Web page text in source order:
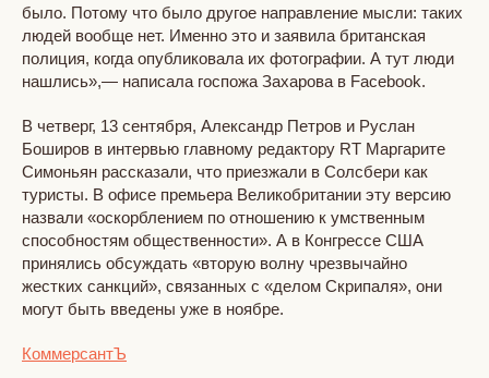
было. Потому что было другое направление мысли: таких
людей вообще нет. Именно это и заявила британская
полиция, когда опубликовала их фотографии. А тут люди
нашлись»,— написала госпожа Захарова в Facebook.
В четверг, 13 сентября, Александр Петров и Руслан
Боширов в интервью главному редактору RT Маргарите
Симоньян рассказали, что приезжали в Солсбери как
туристы. В офисе премьера Великобритании эту версию
назвали «оскорблением по отношению к умственным
способностям общественности». А в Конгрессе США
принялись обсуждать «вторую волну чрезвычайно
жестких санкций», связанных с «делом Скрипаля», они
могут быть введены уже в ноябре.
КоммерсантЪ